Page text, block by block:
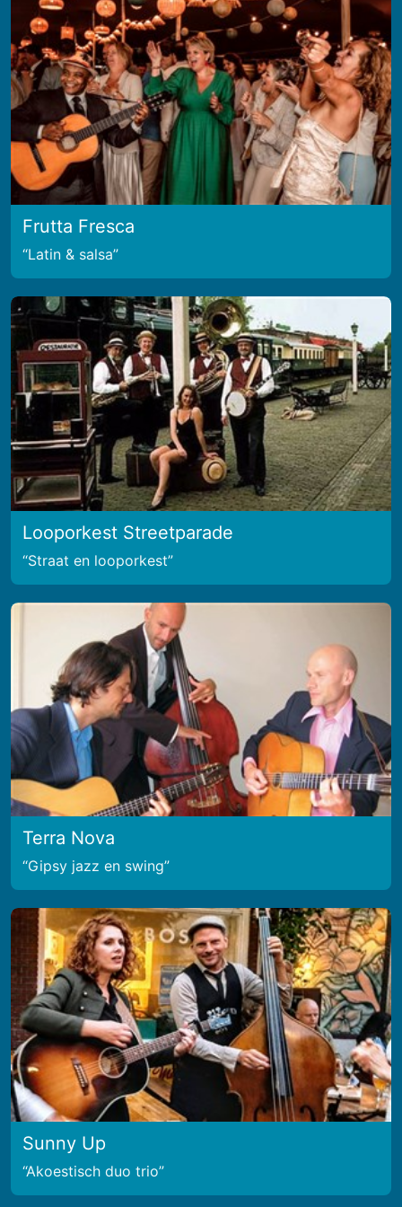
Frutta Fresca
Latin & salsa
Looporkest Streetparade
Straat en looporkest
Terra Nova
Gipsy jazz en swing
Sunny Up
Akoestisch duo trio